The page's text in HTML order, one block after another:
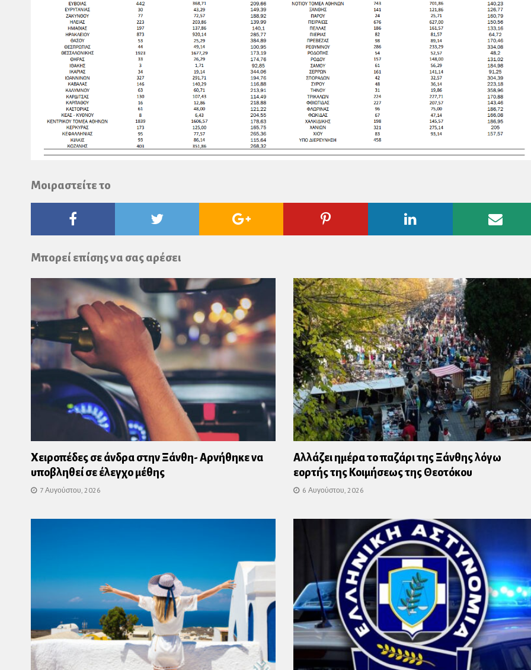
Μοιραστείτε το
Twitter
Google
Pinterest Linkedin
Μπορεί επίσης να σας αρέσει
Χειροπέδες σε άνδρα στην Ξάνθη- Αρνήθηκε να
υποβληθεί σε έλεγχο μέθης
7 Αυγούστου, 2026
Αλλάζει ημέρα το παζάρι της Ξάνθης λόγω
εορτής της Κοιμήσεως της Θεοτόκου
6 Αυγούστου, 2026